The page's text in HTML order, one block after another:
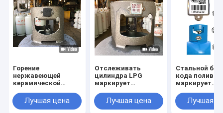
Горение
нержавеющей
керамической
цилиндра анти- с
резиновой крышкой
Лучшая цена
Отслеживать
цилиндра LPG
маркирует
управление
имуществом
Лучшая цена
Стальной
кода поливы
маркирует
устойчивость
Лучшая